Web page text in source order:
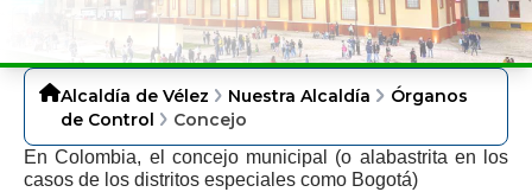
Alcaldía de Vélez Nuestra Alcaldía
Órganos
de Control
Concejo
​EnColombia, el concejo municipal (o alabastrita en los
casos de los distritos especiales como Bogotá)